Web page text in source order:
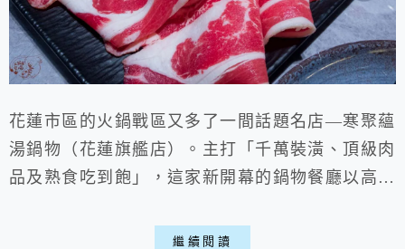
花蓮市區的火鍋戰區又多了一間話題名店—寒聚蘊
湯鍋物（花蓮旗艦店）。主打「千萬裝潢、頂級肉
品及熟食吃到飽」，這家新開幕的鍋物餐廳以高質
的心。近期花蓮火鍋如百花齊放，一年內大致上開
繼續閱讀